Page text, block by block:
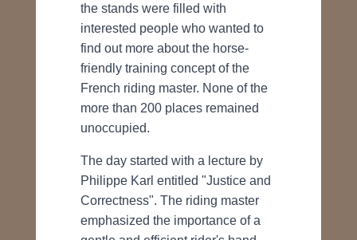
the stands were filled with
interested people who wanted to
find out more about the horse-
friendly training concept of the
French riding master. None of the
more than 200 places remained
unoccupied.
The day started with a lecture by
Philippe Karl entitled "Justice and
Correctness". The riding master
emphasized the importance of a